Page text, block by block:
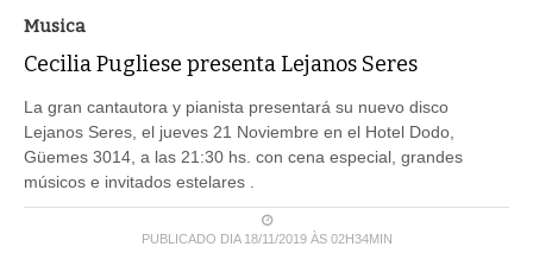
Musica
Cecilia Pugliese presenta Lejanos Seres
La gran cantautora y pianista presentará su nuevo disco
Lejanos Seres, el jueves 21 Noviembre en el Hotel Dodo,
Güemes 3014, a las 21:30 hs. con cena especial, grandes
músicos e invitados estelares .
PUBLICADO DIA 18/11/2019 ÀS 02H34MIN